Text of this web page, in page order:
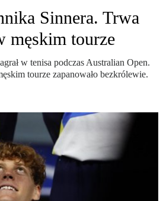
Sinnera. Trwa
męskim tourze
w tenisa podczas Australian Open.
tourze zapanowało bezkrólewie.